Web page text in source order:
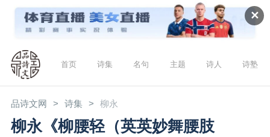
✕
首页 诗集 名句 主题 诗人 诗塾
品诗文网 诗集 柳永
柳永《柳腰轻（英英妙舞腰肢